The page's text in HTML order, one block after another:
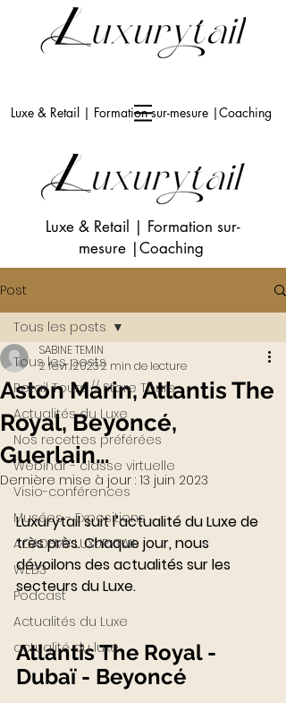
Luxe & Retail | Formation sur-mesure |Coaching
Luxe & Retail | Formation sur-
mesure |Coaching
Post
Tous les posts
Retail Tours // Store Tours
Actualités du Luxe
Nos recettes préférées
Webinar - classe virtuelle
Visio-conférences
Musées - Expositions
ACADEMY LUXURYTAIL
WEB3
Podcast
Actualités du Luxe
actualité du luxe
Tous les posts
Aston Marin, Atlantis The
Royal, Beyoncé,
Guerlain…
SABINE TEMIN
2 févr. 20232 min de lecture
Dernière mise à jour : 13 juin 2023
Luxurytail suit l’actualité du Luxe de
très près. Chaque jour, nous
dévoilons des actualités sur les
secteurs du Luxe.
Atlantis The Royal -
Dubaï - Beyoncé